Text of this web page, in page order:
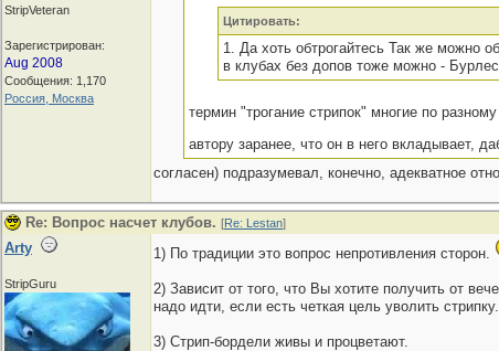
StripVeteran
Зарегистрирован:
Aug 2008
Сообщения: 1,170
Россия, Москва
Цитировать:
1. Да хоть обтрогайтесь Так же можно
в клубах без допов тоже можно -
термин "трогание стрипок" многие по
автору заранее, что он в него вкладывает,
согласен) подразумевал, конечно, адекватное
Re: Вопрос насчет клубов. [Re: Lestan]
Arty
StripGuru
1) По традиции это вопрос непротивления сторон.
2) Зависит от того, что Вы хотите получить от
надо идти, если есть четкая цель уволить стрипку.
3) Стрип-бордели живы и процветают.